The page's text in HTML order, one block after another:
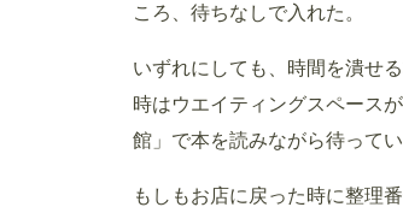
ころ、待ちなしで入れた。
いずれにしても、時間を潰せ
時はウエイティングスペース
館」で本を読みながら待ってい
もしもお店に戻った時に整理